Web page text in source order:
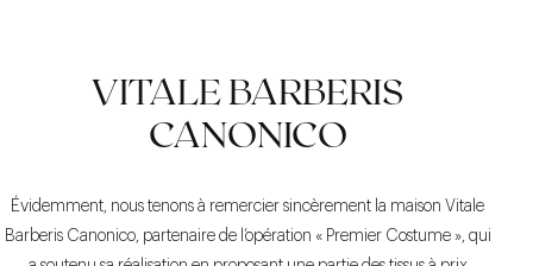
VITALE BARBERIS
CANONICO
Évidemment, nous tenons à remercier sincèrement la maison Vitale
Barberis Canonico, partenaire de l’opération « Premier Costume », qui